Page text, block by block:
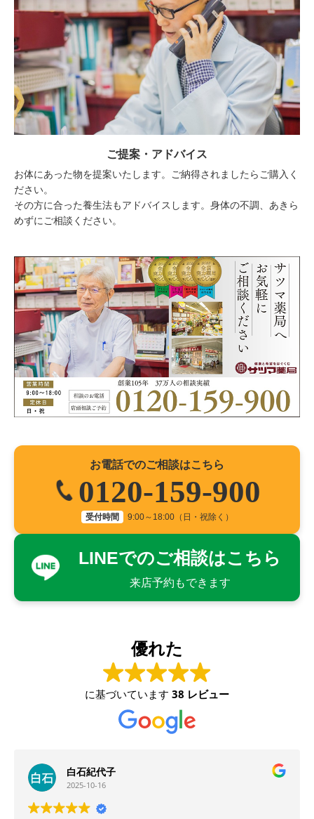
ご提案・アドバイス
お体にあった物を提案いたします。ご納得されましたらご購入く
ださい。
その方に合った養生法もアドバイスします。身体の不調、あきら
めずにご相談ください。
お電話でのご相談はこちら
0120-159-900
受付時間 9:00～18:00（日・祝除く）
LINEでのご相談はこちら
来店予約もできます
優れた
に基づいています 38 レビュー
白石紀代子
2025-10-16